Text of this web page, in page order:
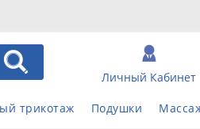
Личный Кабинет
трикотаж Подушки